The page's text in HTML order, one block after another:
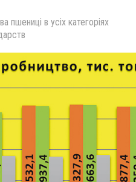
пшениці в усіх категоріях